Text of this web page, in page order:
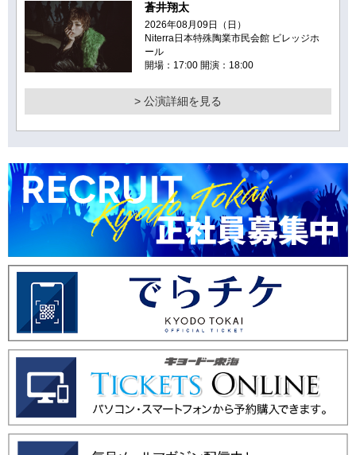
蒼井翔太
2026年08月09日（日）
Niterra日本特殊陶業市民会館 ビレッジホ
ール
開場：17:00 開演：18:00
> 公演詳細を見る